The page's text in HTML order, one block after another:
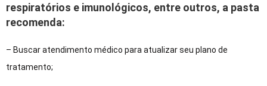
respiratórios e imunológicos, entre outros, a pasta
recomenda:
– Buscar atendimento médico para atualizar seu plano de
tratamento;